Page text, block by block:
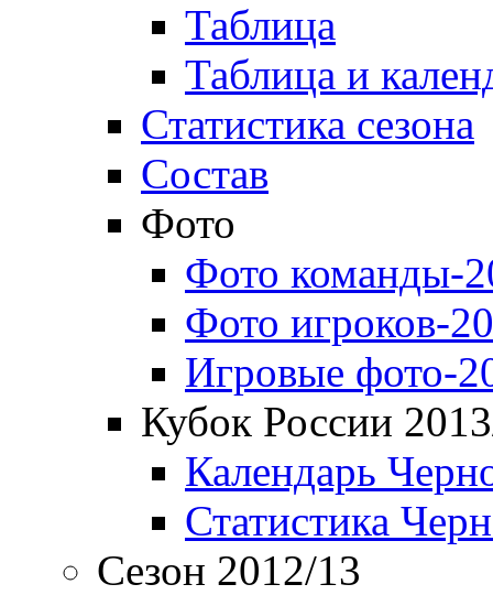
Таблица
Таблица и
Статистика сезона
Состав
Фото
Фото команды-
Фото игроков-
Игровые фото-
Кубок России
Календарь
Статистика
Сезон 2012/13